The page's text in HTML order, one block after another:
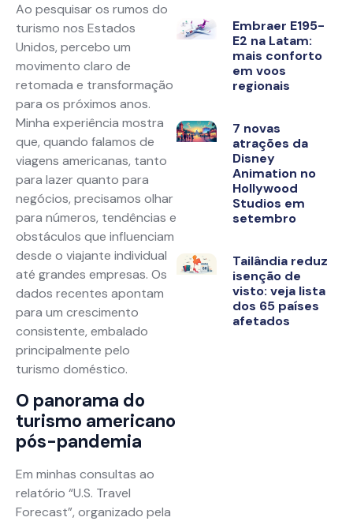
Ao pesquisar os rumos do
turismo nos Estados
Unidos, percebo um
movimento claro de
retomada e transformação
para os próximos anos.
Minha experiência mostra
que, quando falamos de
viagens americanas, tanto
para lazer quanto para
negócios, precisamos olhar
para números, tendências e
obstáculos que influenciam
desde o viajante individual
até grandes empresas. Os
dados recentes apontam
para um crescimento
consistente, embalado
principalmente pelo
turismo doméstico.
O panorama do
turismo americano
pós-pandemia
Em minhas consultas ao
relatório “U.S. Travel
Forecast”, organizado pela
Embraer E195-
E2 na Latam:
mais conforto
em voos
regionais
7 novas
atrações da
Disney
Animation no
Hollywood
Studios em
setembro
Tailândia reduz
isenção de
visto: veja lista
dos 65 países
afetados